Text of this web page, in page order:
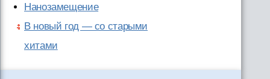
Нанозамещение
В новый год — со старыми
хитами